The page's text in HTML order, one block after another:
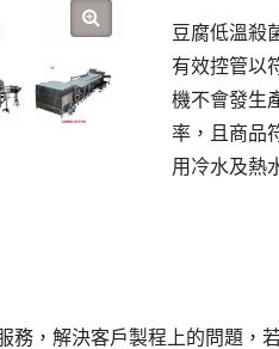
豆腐低溫殺
有效控管以
機不會發生
率，且商品
用冷水及熱
務，解決客戶製程上的問題，